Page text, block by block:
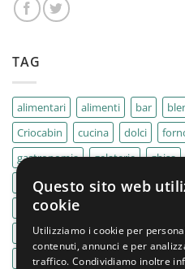
TAG
alimentari alimenti bar
Criocabin
cucina dolci
gastronomia
gelaterie ghisa
IMPASTATRICE
impastatrici
MACELLERIA
Outlet
pane panifici
pasticcerie
pescherie pizza
Questo sito web
cookie
Utilizziamo i cookie per
contenuti, annunci e per
traffico. Condividiamo inoltre